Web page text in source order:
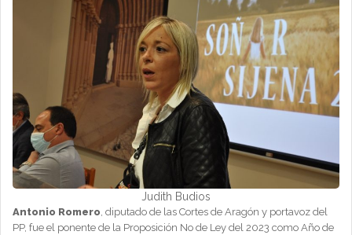
Judith Budios
Antonio Romero, diputado de las Cortes de Aragón y portavoz del
PP, fue el ponente de la Proposición No de Ley del 2023 como Año de